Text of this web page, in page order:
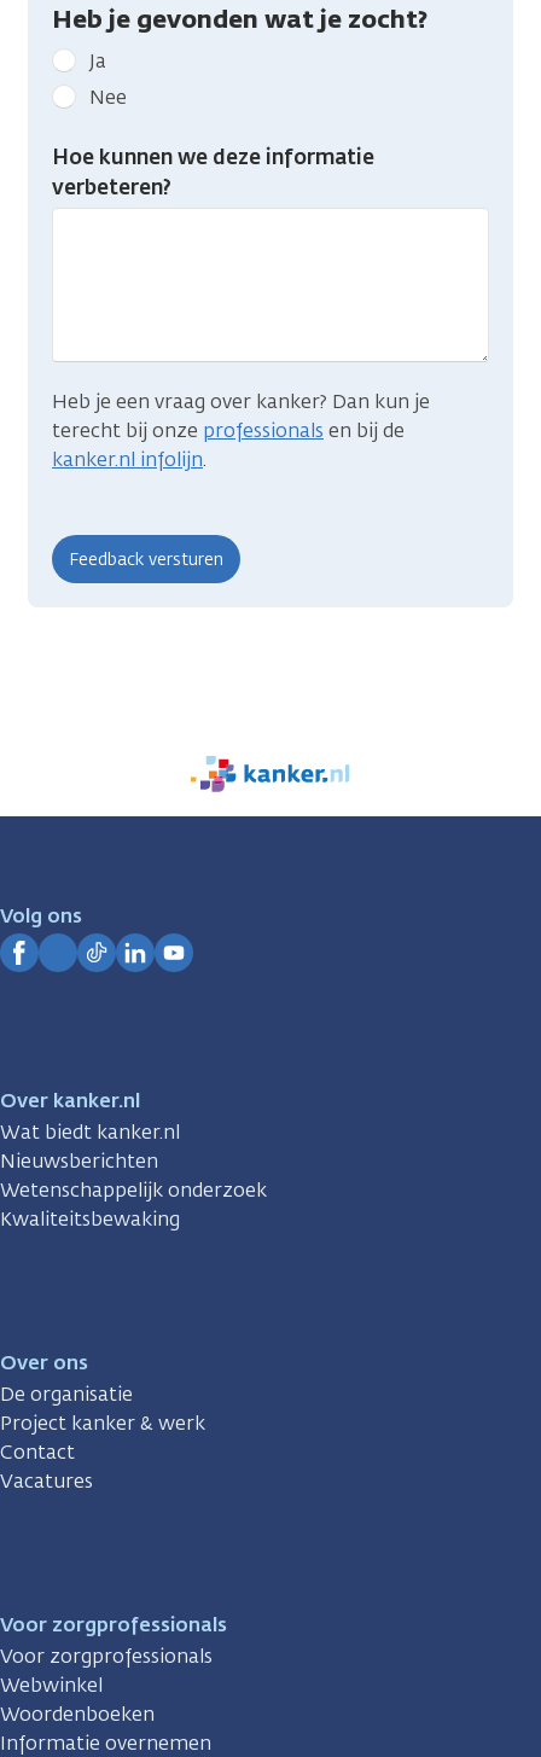
Heb je gevonden wat je zocht?
Geef
kanker.nl
feedback:
Heb
gevonden
Ja
Nee
Hoe kunnen we deze informatie
verbeteren?
Heb je een vraag over kanker? Dan kun je
terecht bij onze professionals en bij de
kanker.nl infolijn.
We
zijn
Volg ons
Over kanker.nl
Wat biedt kanker.nl
Nieuwsberichten
Wetenschappelijk onderzoek
Kwaliteitsbewaking
Over ons
De organisatie
Project kanker & werk
Contact
Vacatures
Voor zorgprofessionals
Voor zorgprofessionals
Webwinkel
Woordenboeken
Informatie overnemen